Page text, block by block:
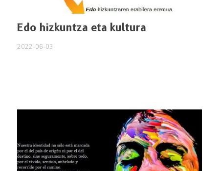
Edo hizkuntza eta kultura
2022-06-03